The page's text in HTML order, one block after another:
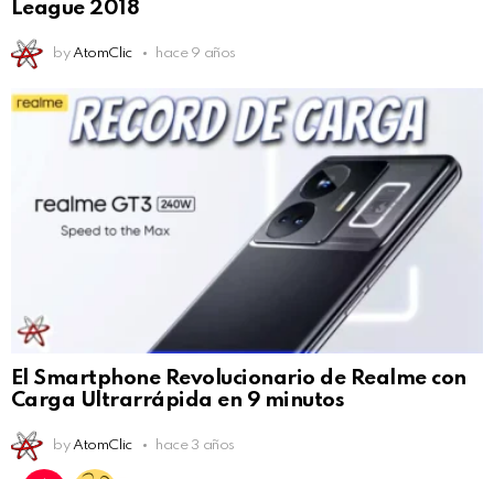
League 2018
by AtomClic hace 9 años
El Smartphone Revolucionario de Realme con
Carga Ultrarrápida en 9 minutos
by AtomClic hace 3 años